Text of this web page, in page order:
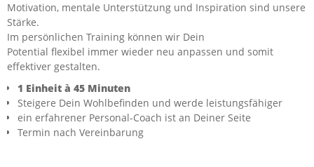
Motivation, mentale Unterstützung und Inspiration sind unsere
Stärke.
Im persönlichen Training können wir Dein
Potential flexibel immer wieder neu anpassen und somit
effektiver gestalten.
1 Einheit à 45 Minuten
Steigere Dein Wohlbefinden und werde leistungsfähiger
ein erfahrener Personal-Coach ist an Deiner Seite
Termin nach Vereinbarung